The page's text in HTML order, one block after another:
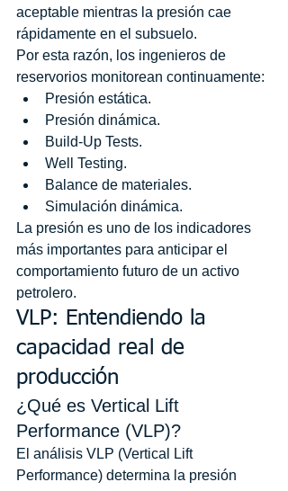
aceptable mientras la presión cae
rápidamente en el subsuelo.
Por esta razón, los ingenieros de
reservorios monitorean continuamente:
Presión estática.
Presión dinámica.
Build-Up Tests.
Well Testing.
Balance de materiales.
Simulación dinámica.
La presión es uno de los indicadores
más importantes para anticipar el
comportamiento futuro de un activo
petrolero.
VLP: Entendiendo la
capacidad real de
producción
¿Qué es Vertical Lift
Performance (VLP)?
El análisis VLP (Vertical Lift
Performance) determina la presión